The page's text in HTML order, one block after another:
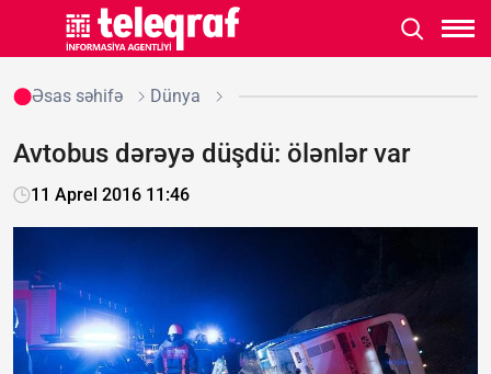
Əsas səhifə Dünya
Avtobus dərəyə düşdü: ölənlər var
11 Aprel 2016 11:46